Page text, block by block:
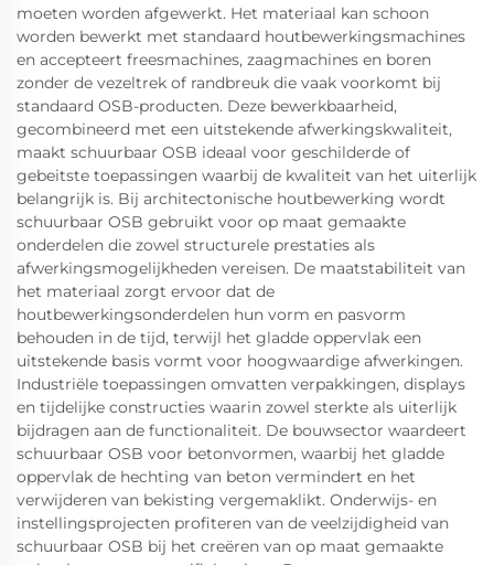
moeten worden afgewerkt. Het materiaal kan schoon
worden bewerkt met standaard houtbewerkingsmachines
en accepteert freesmachines, zaagmachines en boren
zonder de vezeltrek of randbreuk die vaak voorkomt bij
standaard OSB-producten. Deze bewerkbaarheid,
gecombineerd met een uitstekende afwerkingskwaliteit,
maakt schuurbaar OSB ideaal voor geschilderde of
gebeitste toepassingen waarbij de kwaliteit van het uiterlijk
belangrijk is. Bij architectonische houtbewerking wordt
schuurbaar OSB gebruikt voor op maat gemaakte
onderdelen die zowel structurele prestaties als
afwerkingsmogelijkheden vereisen. De maatstabiliteit van
het materiaal zorgt ervoor dat de
houtbewerkingsonderdelen hun vorm en pasvorm
behouden in de tijd, terwijl het gladde oppervlak een
uitstekende basis vormt voor hoogwaardige afwerkingen.
Industriële toepassingen omvatten verpakkingen, displays
en tijdelijke constructies waarin zowel sterkte als uiterlijk
bijdragen aan de functionaliteit. De bouwsector waardeert
schuurbaar OSB voor betonvormen, waarbij het gladde
oppervlak de hechting van beton vermindert en het
verwijderen van bekisting vergemaklikt. Onderwijs- en
instellingsprojecten profiteren van de veelzijdigheid van
schuurbaar OSB bij het creëren van op maat gemaakte